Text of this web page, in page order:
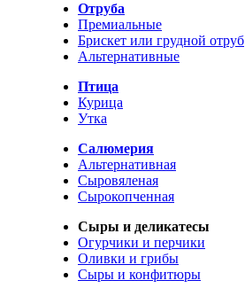
Отруба
Премиальные
Брискет или грудной отруб
Альтернативные
Птица
Курица
Утка
Салюмерия
Альтернативная
Сыровяленая
Сырокопченная
Сыры и деликатесы
Огурчики и перчики
Оливки и грибы
Сыры и конфитюры